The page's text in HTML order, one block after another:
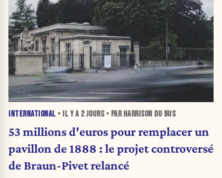
INTERNATIONAL • IL Y A 2 JOURS• PAR HARRISON DU BUS
53 millions d'euros pour remplacer un
pavillon de 1888 : le projet controversé
de Braun-Pivet relancé